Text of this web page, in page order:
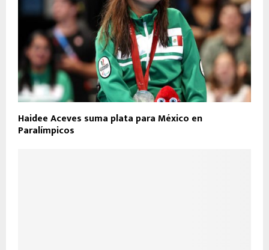
Haidee Aceves suma plata para México en
Paralímpicos